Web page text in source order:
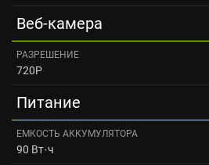
Веб-камера
РАЗРЕШЕНИЕ
720P
Питание
ЕМКОСТЬ АККУМУЛЯТОРА
90 Вт·ч